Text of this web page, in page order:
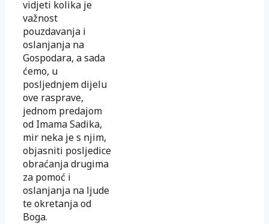
vidjeti kolika je
važnost
pouzdavanja i
oslanjanja na
Gospodara, a sada
ćemo, u
posljednjem dijelu
ove rasprave,
jednom predajom
od Imama Sadika,
mir neka je s njim,
objasniti posljedice
obraćanja drugima
za pomoć i
oslanjanja na ljude
te okretanja od
Boga.